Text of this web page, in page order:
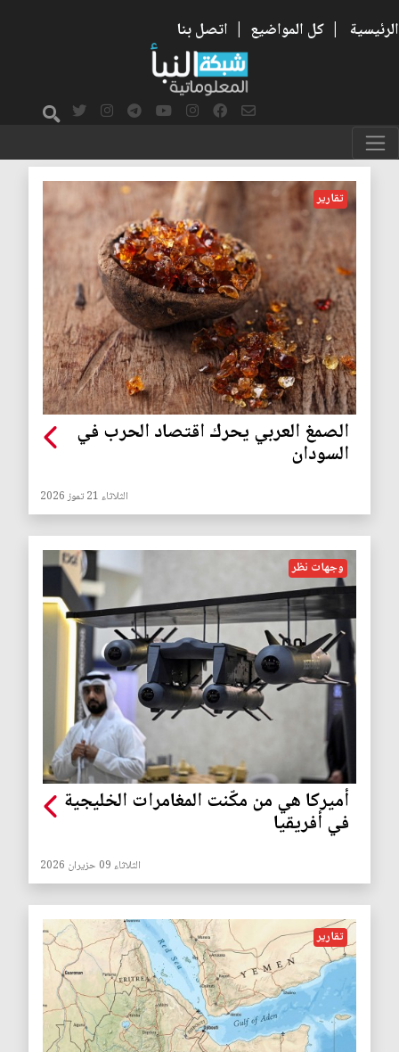
الرئيسية | كل المواضيع | اتصل بنا
السودان
تقارير
الصمغ العربي يحرك اقتصاد الحرب في
السودان
الثلاثاء 21 تموز 2026
وجهات نظر
أميركا هي من مكّنت المغامرات الخليجية
في أفريقيا
الثلاثاء 09 حزيران 2026
تقارير